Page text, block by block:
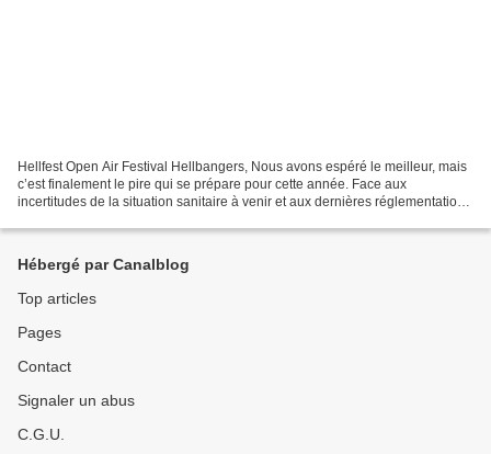
Hellfest Open Air Festival Hellbangers, Nous avons espéré le meilleur, mais
c’est finalement le pire qui se prépare pour cette année. Face aux
incertitudes de la situation sanitaire à venir et aux dernières réglementations
Hébergé par Canalblog
Top articles
Pages
Contact
Signaler un abus
C.G.U.